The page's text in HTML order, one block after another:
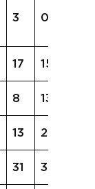
3 0.8mg
17 15mg
8 135mg
13 206mg
31 392.7mg